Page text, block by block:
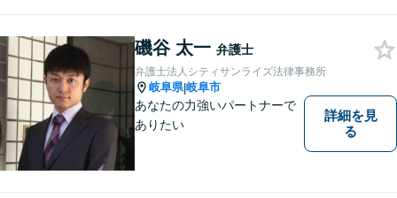
一緒に見つけていきます。
【丁寧なヒアリング】【地域
密着型の法律事務所】
磯谷 太一 弁護士
弁護士法人シティサンライズ法律事務所
岐阜県|岐阜市
あなたの力強いパートナーで
ありたい
詳細を見
る